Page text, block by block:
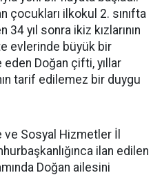
çocukları ilkokul 2. sınıfta
yıl sonra ikiz kızlarının
evlerinde büyük bir
eden Doğan çifti, yıllar
tarif edilemez bir duygu
ve Sosyal Hizmetler İl
ilan edilen
Doğan ailesini